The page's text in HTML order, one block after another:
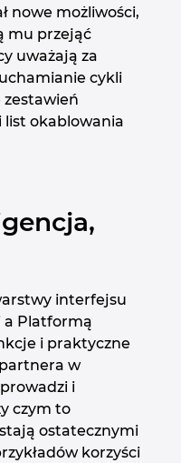
nowe możliwości,
mu przejąć
uważają za
cykli
list okablowania
interfejsu
a Platformą
i praktyczne
w
i
czym to
ostatecznymi
korzyści